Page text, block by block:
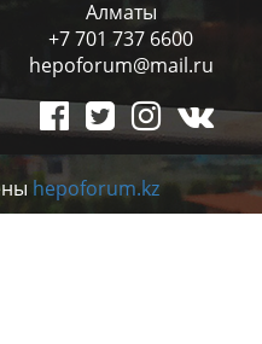
Алматы
+7 701 737 6600
hepoforum@mail.ru
hepoforum.kz